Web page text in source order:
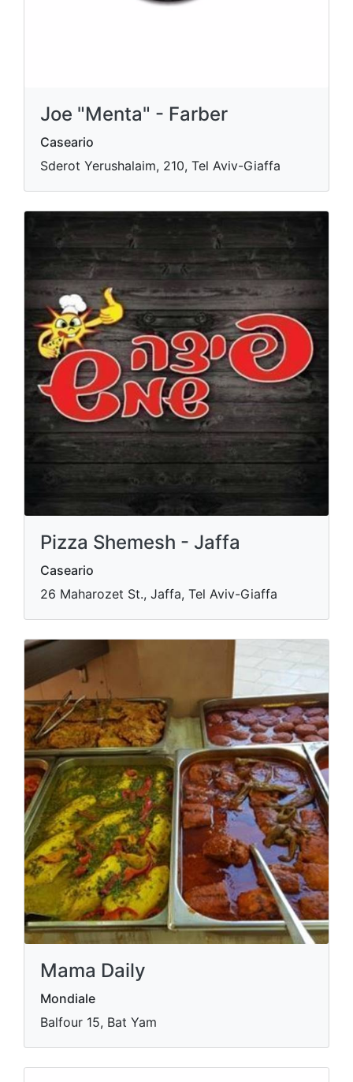
Joe "Menta" - Farber
Caseario
Sderot Yerushalaim, 210, Tel Aviv-Giaffa
Pizza Shemesh - Jaffa
Caseario
26 Maharozet St., Jaffa, Tel Aviv-Giaffa
Mama Daily
Mondiale
Balfour 15, Bat Yam